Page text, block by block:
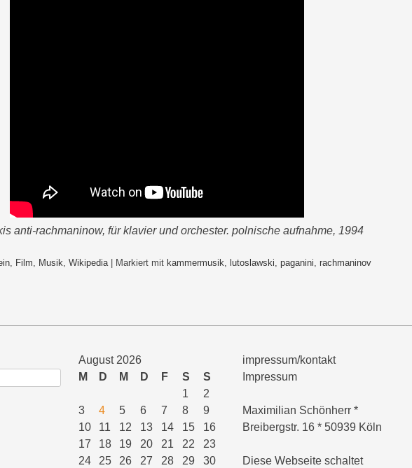
anti-rachmaninow, für klavier und orchester. polnische aufnahme, 1994
, Film, Musik, Wikipedia Markiert mit kammermusik, lutoslawski, paganini, rachmaninov
August 2026
M
D M D F S
S
1
2
3
4 5 6 7 8
9
10
11 12 13 14 15
16
17
18 19 20 21 22
23
24
25 26 27 28 29 30
impressum/kontakt
Impressum
Maximilian Schönherr *
Breibergstr. 16 * 50939 Köln
Diese Webseite schaltet